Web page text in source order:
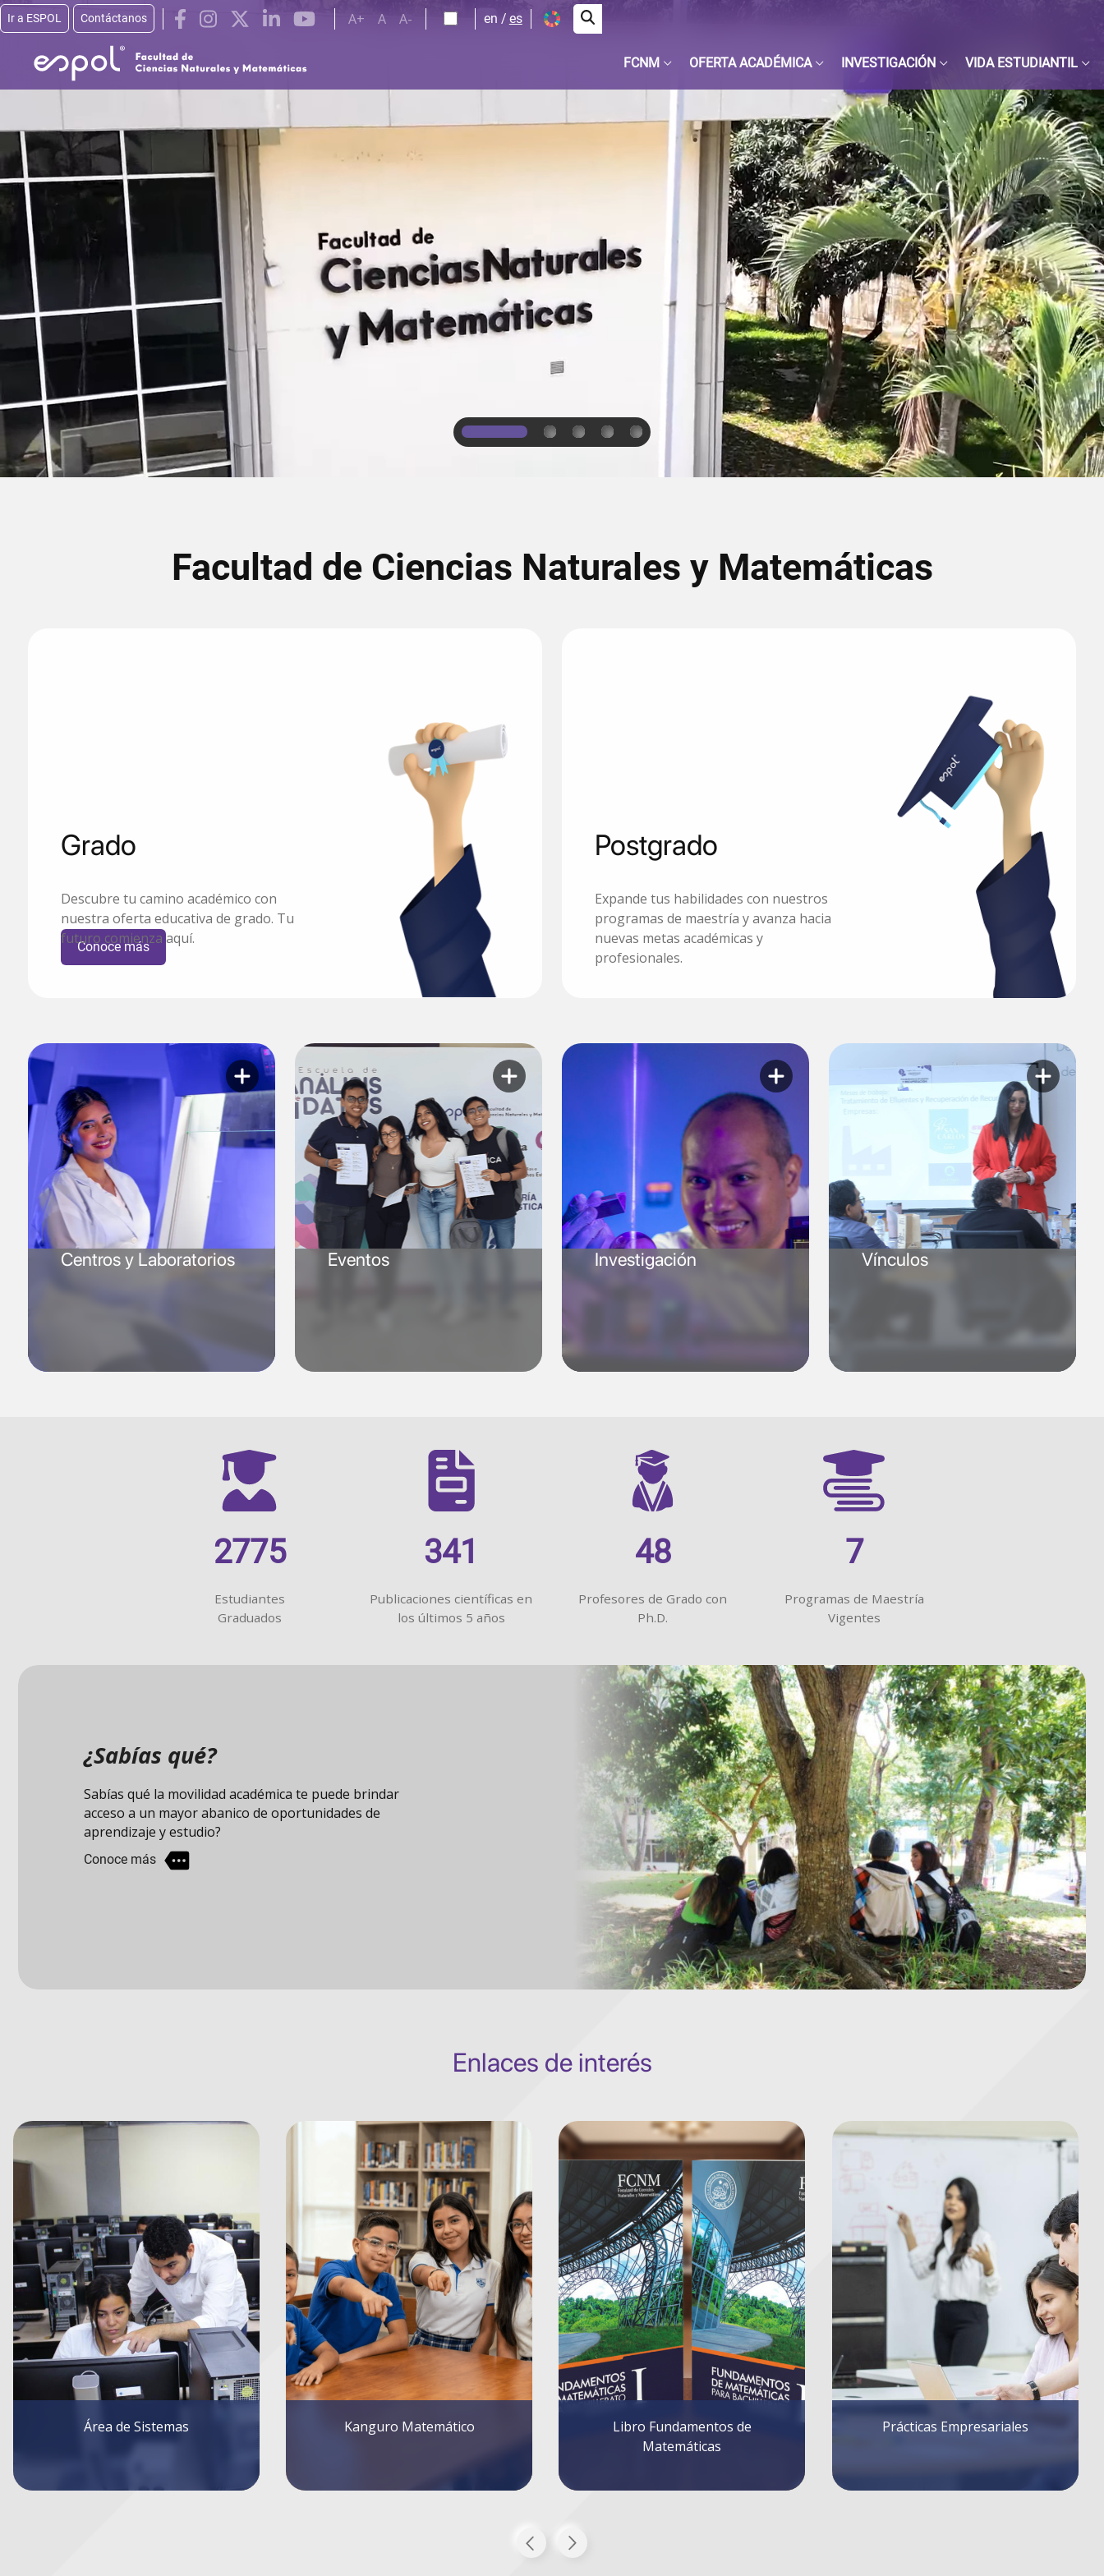
Pasar al contenido principal
Ir a ESPOL Contáctanos A+ A A- en es
FCNM OFERTA ACADÉMICA INVESTIGACIÓN VIDA ESTUDIANTIL
1 2 3 4 5
Facultad de Ciencias Naturales y Matemáticas
Conoce más
Grado
Descubre tu camino académico con
nuestra oferta educativa de grado. Tu
futuro comienza aquí.
Conoce más
Postgrado
Expande tus habilidades con nuestros
programas de maestría y avanza hacia
nuevas metas académicas y
profesionales.
Centros y Laboratorios Eventos Investigación Vínculos
SVG
2775
Estudiantes
Graduados
SVG
341
Publicaciones científicas en
los últimos 5 años
SVG
48
Profesores de Grado con
Ph.D.
SVG
7
Programas de Maestría
Vigentes
¿Sabías qué?
millones de estudiantes en 110 países, convirtiéndose
en una de las competencias de matemáticas más
grandes del mundo?
Conoce más
Enlaces de interés
Kanguro Matemático
Libro Fundamentos de
Prácticas Empresariales Divulgación Científica